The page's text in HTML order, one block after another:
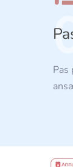
Pas